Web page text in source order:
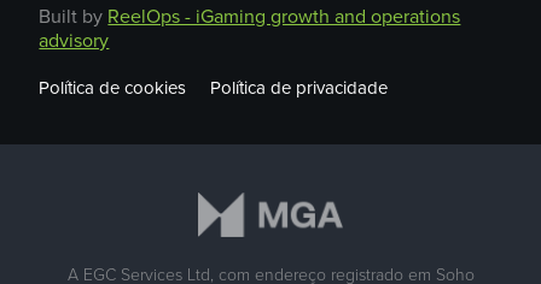
Built by ReelOps - iGaming growth and operations
advisory
Política de cookies Política de privacidade
A EGC Services Ltd, com endereço registrado em Soho